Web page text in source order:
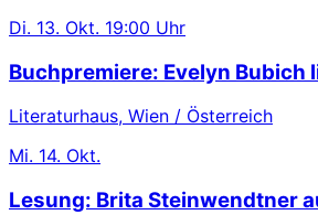
Di. 13. Okt. 19:00 Uhr
Buchpremiere: Evelyn Bubich
Literaturhaus, Wien / Österreich
Mi. 14. Okt.
Lesung: Brita Steinwendtner